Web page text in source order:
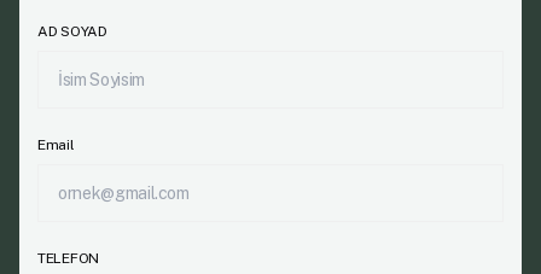
AD SOYAD
Email
TELEFON